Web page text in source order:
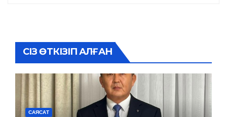
СІЗ ӨТКІЗІП АЛҒАН
САЯСАТ